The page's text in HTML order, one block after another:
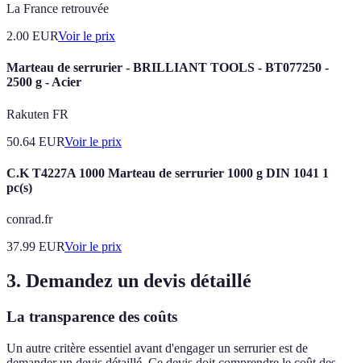
La France retrouvée
2.00 EURVoir le prix
Marteau de serrurier - BRILLIANT TOOLS - BT077250 -
2500 g - Acier
Rakuten FR
50.64 EURVoir le prix
C.K T4227A 1000 Marteau de serrurier 1000 g DIN 1041 1
pc(s)
conrad.fr
37.99 EURVoir le prix
3. Demandez un devis détaillé
La transparence des coûts
Un autre critère essentiel avant d'engager un serrurier est de